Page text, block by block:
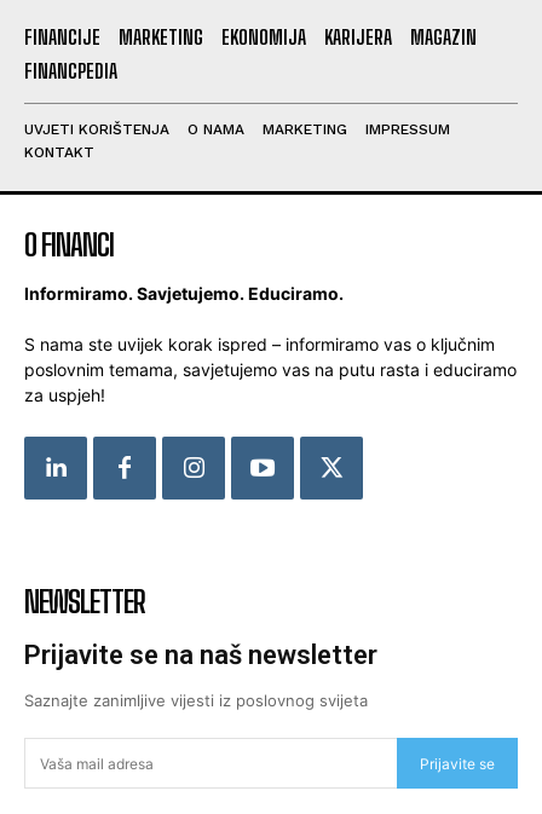
FINANCIJE MARKETING EKONOMIJA KARIJERA
MAGAZIN
FINANCPEDIA
UVJETI KORIŠTENJA O NAMA MARKETING
IMPRESSUM
KONTAKT
O FINANCI
Informiramo. Savjetujemo. Educiramo.
S nama ste uvijek korak ispred – informiramo vas o ključnim
poslovnim temama, savjetujemo vas na putu rasta i educiramo
za uspjeh!
NEWSLETTER
Prijavite se na naš newsletter
Saznajte zanimljive vijesti iz poslovnog svijeta
Prijavite se